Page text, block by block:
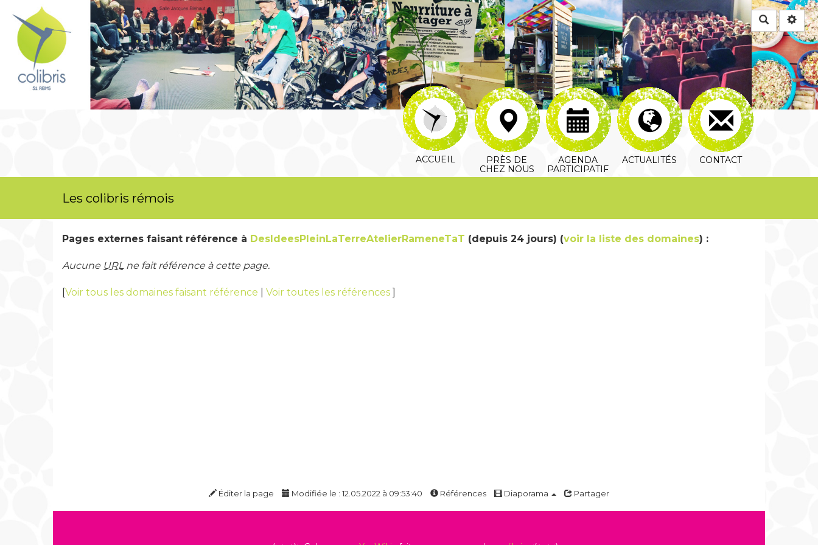
Rechercher
Les colibris rémois
ACCUEIL
PRÈS DE
CHEZ NOUS
AGENDA
PARTICIPATIF
ACTUALITÉS CONTACT
Pages externes faisant référence à DesIdeesPleinLaTerreAtelierRameneTaT (depuis 24 jours) (voir la liste des domaines) :
Aucune URLne fait référence à cette page.
[Voir tous les domaines faisant référence Voir toutes les références ]
Éditer la page Modifiée le : 12.05.2022 à 09:53:40 Références Diaporama Partager